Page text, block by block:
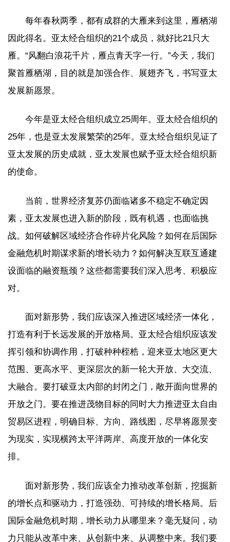
每年春秋两季，都有成群的大雁来到这里，雁栖湖
因此得名。亚太经合组织的21个成员，就好比21只大
雁。“风翻白浪花千片，雁点青天字一行。”今天，我们
聚首雁栖湖，目的就是加强合作、展翅齐飞，书写亚太
发展新愿景。
今年是亚太经合组织成立25周年。亚太经合组织的
25年，也是亚太发展繁荣的25年。亚太经合组织见证了
亚太发展的历史成就，亚太发展也赋予亚太经合组织新
的使命。
当前，世界经济复苏仍面临诸多不稳定不确定因
素，亚太发展也进入新的阶段，既有机遇，也面临挑
战。如何破解区域经济合作碎片化风险？如何在后国际
金融危机时期谋求新的增长动力？如何解决互联互通建
设面临的融资瓶颈？这些都需要我们深入思考、积极应
对。
面对新形势，我们应该深入推进区域经济一体化，
打造有利于长远发展的开放格局。亚太经合组织应该发
挥引领和协调作用，打破种种桎梏，迎来亚太地区更大
范围、更高水平、更深层次的新一轮大开放、大交流、
大融合。要打破亚太内部的封闭之门，敞开面向世界的
开放之门。要在推进茂物目标的同时大力推进亚太自由
贸易区进程，明确目标、方向、路线图，尽早将愿景变
为现实，实现横跨太平洋两岸、高度开放的一体化安
排。
面对新形势，我们应该全力推动改革创新，挖掘新
的增长点和驱动力，打造强劲、可持续的增长格局。后
国际金融危机时期，增长动力从哪里来？毫无疑问，动
力只能从改革中来、从创新中来、从调整中来。我们要